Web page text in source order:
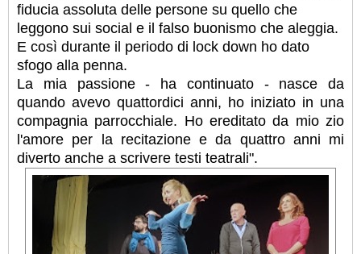
fiducia assoluta delle persone su quello che
leggono sui social e il falso buonismo che aleggia.
E così durante il periodo di lock down ho dato
sfogo alla penna.
La mia passione - ha continuato - nasce da
quando avevo quattordici anni, ho iniziato in una
compagnia parrocchiale. Ho ereditato da mio zio
l'amore per la recitazione e da quattro anni mi
diverto anche a scrivere testi teatrali".